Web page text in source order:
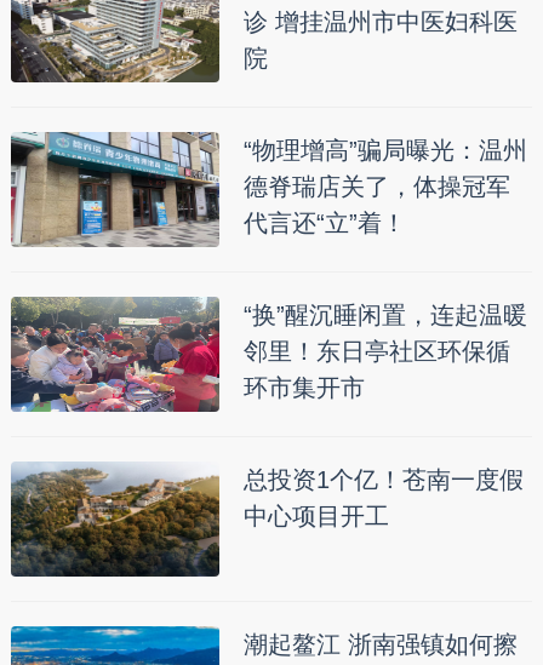
诊 增挂温州市中医妇科医
院
“物理增高”骗局曝光：温州
德脊瑞店关了，体操冠军
代言还“立”着！
“换”醒沉睡闲置，连起温暖
邻里！东日亭社区环保循
环市集开市
总投资1个亿！苍南一度假
中心项目开工
潮起鳌江 浙南强镇如何擦